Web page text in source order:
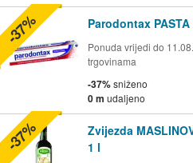
Parodontax
Ponuda vrijedi do
trgovinama
-37%sniženo
0 m udaljeno
-37%
Zvijezda
1 l
-37%